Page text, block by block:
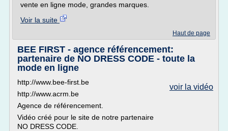
vente en ligne mode, grandes marques.
Voir la suite
Haut de page
BEE FIRST - agence référencement:
partenaire de NO DRESS CODE - toute la
mode en ligne
voir la vidéo
http://www.bee-first.be
http://www.acrm.be
Agence de référencement.
Vidéo créé pour le site de notre partenaire
NO DRESS CODE.